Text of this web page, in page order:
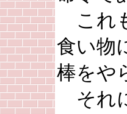
これ
食い物
棒をや
それ